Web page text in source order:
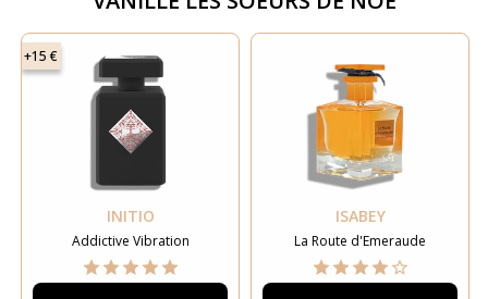
+15 €
INITIO
Addictive Vibration
ISABEY
La Route d'Emeraude